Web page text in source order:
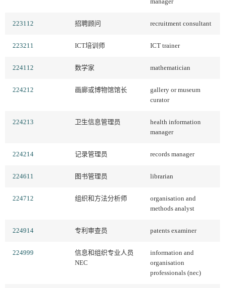
223112 招聘顾问 recruitment consultant
223211 ICT培训师 ICT trainer
224112 数学家 mathematician
224212 画廊或博物馆馆长
gallery or museum
curator
224213 卫生信息管理员
health information
manager
224214 记录管理员 records manager
224611 图书管理员 librarian
224712 组织和方法分析师
organisation and
methods analyst
224914 专利审查员 patents examiner
224999
信息和组织专业人员
NEC
information and
organisation
professionals (nec)